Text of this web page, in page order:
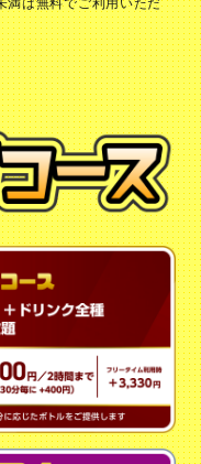
題
は無料でご利用いただ